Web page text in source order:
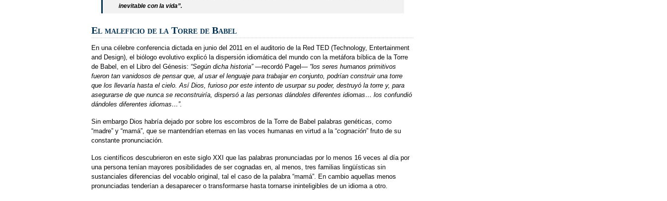
inevitable con la vida”.
El maleficio de la Torre de Babel
En una célebre conferencia dictada en junio del 2011 en el auditorio de la Red TED (Technology, Entertainment
and Design), el biólogo evolutivo explicó la dispersión idiomática del mundo con la metáfora bíblica de la Torre
de Babel, en el Libro del Génesis: “Según dicha historia”—recordó Pagel— “los seres humanos primitivos
fueron tan vanidosos de pensar que, al usar el lenguaje para trabajar en conjunto, podrían construir una torre
que los llevaría hasta el cielo. Así Dios, furioso por este intento de usurpar su poder, destruyó la torre y, para
asegurarse de que nunca se reconstruiría, dispersó a las personas dándoles diferentes idiomas… los confundió
dándoles diferentes idiomas…”.
Sin embargo Dios habría dejado por sobre los escombros de la Torre de Babel palabras genéticas, como
“madre” y “mamá”, que se mantendrían eternas en las voces humanas en virtud a la “cognación” fruto de su
constante pronunciación.
Los científicos descubrieron en este siglo XXI que las palabras pronunciadas por lo menos 16 veces al día por
una persona tenían mayores posibilidades de ser cognadas en, al menos, tres familias lingüísticas sin
sustanciales diferencias del vocablo original, tal el caso de la palabra “mamá”. En cambio aquellas menos
pronunciadas tenderían a desaparecer o transformarse hasta tornarse ininteligibles de un idioma a otro.